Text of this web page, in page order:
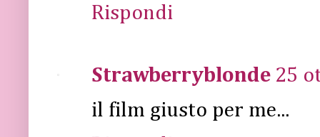
Rispondi
Strawberryblonde 25
il film giusto per me...